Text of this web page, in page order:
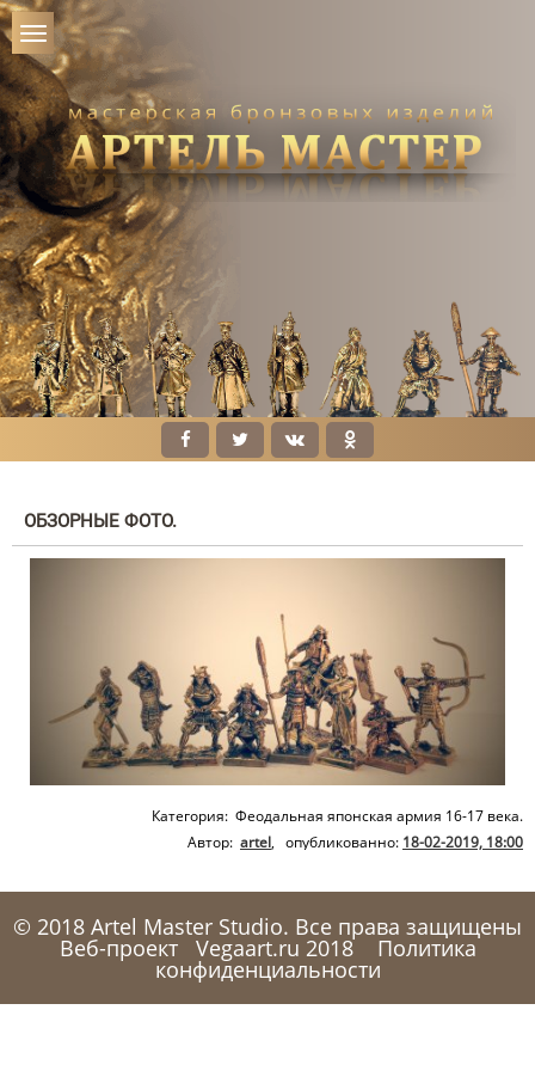
ОБЗОРНЫЕ ФОТО.
Категория: Феодальная японская армия 16-17 века.
Автор: artel, опубликованно: 18-02-2019, 18:00
© 2018 Artel Master Studio. Все права защищены
Веб-проект Vegaart.ru 2018 Политика
конфиденциальности